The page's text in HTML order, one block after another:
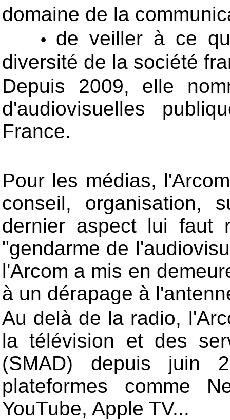
domaine de la
• de veiller à ce
diversité de la société
Depuis 2009, elle
d'audiovisuelles
France.
Pour les médias,
conseil, organisation,
dernier aspect lui faut
"gendarme de
l'Arcom a mis en
à un dérapage à
Au delà de la radio,
la télévision et des
(SMAD) depuis juin
plateformes comme
YouTube, Apple TV...